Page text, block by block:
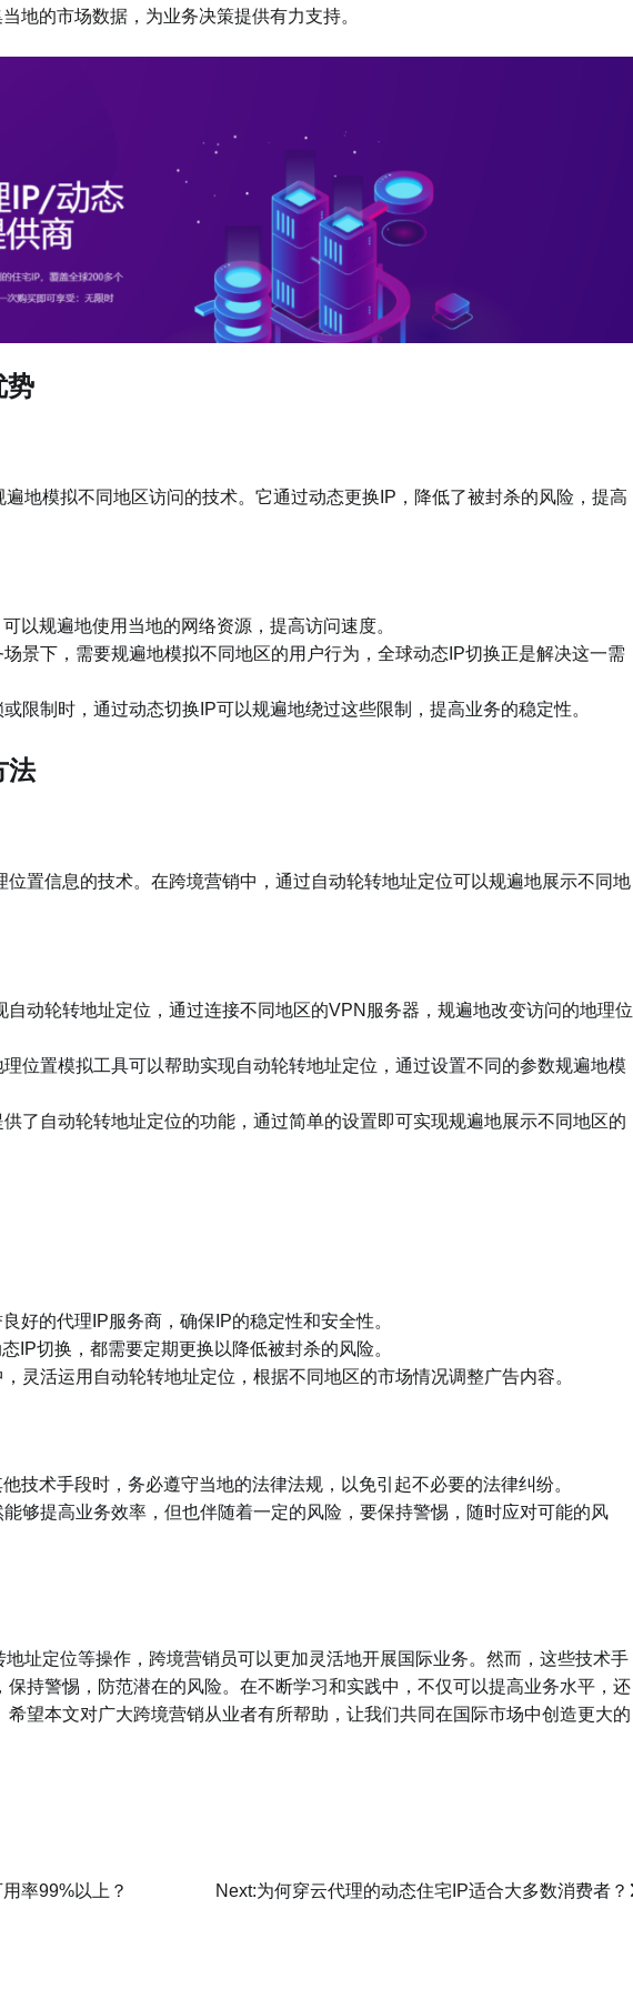
地的市场数据，为业务决策提供有力支持。
势
地模拟不同地区访问的技术。它通过动态更换IP，降低了被封杀的风险，提高
以规遍地使用当地的网络资源，提高访问速度。
景下，需要规遍地模拟不同地区的用户行为，全球动态IP切换正是解决这一需
限制时，通过动态切换IP可以规遍地绕过这些限制，提高业务的稳定性。
法
置信息的技术。在跨境营销中，通过自动轮转地址定位可以规遍地展示不同地
自动轮转地址定位，通过连接不同地区的VPN服务器，规遍地改变访问的地理位
位置模拟工具可以帮助实现自动轮转地址定位，通过设置不同的参数规遍地模
供了自动轮转地址定位的功能，通过简单的设置即可实现规遍地展示不同地区的
好的代理IP服务商，确保IP的稳定性和安全性。
IP切换，都需要定期更换以降低被封杀的风险。
灵活运用自动轮转地址定位，根据不同地区的市场情况调整广告内容。
技术手段时，务必遵守当地的法律法规，以免引起不必要的法律纠纷。
够提高业务效率，但也伴随着一定的风险，要保持警惕，随时应对可能的风
地址定位等操作，跨境营销员可以更加灵活地开展国际业务。然而，这些技术手
持警惕，防范潜在的风险。在不断学习和实践中，不仅可以提高业务水平，还
望本文对广大跨境营销从业者有所帮助，让我们共同在国际市场中创造更大的
率99%以上？ Next:为何穿云代理的动态住宅IP适合大多数消费者？